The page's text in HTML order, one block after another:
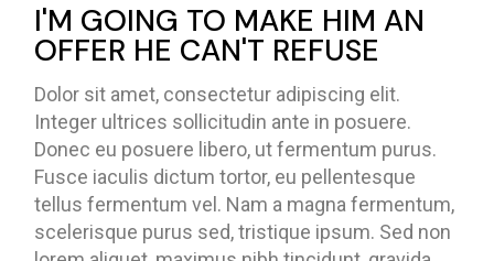
I'M GOING TO MAKE HIM AN
OFFER HE CAN'T REFUSE
Dolor sit amet, consectetur adipiscing elit.
Integer ultrices sollicitudin ante in posuere.
Donec eu posuere libero, ut fermentum purus.
Fusce iaculis dictum tortor, eu pellentesque
tellus fermentum vel. Nam a magna fermentum,
scelerisque purus sed, tristique ipsum. Sed non